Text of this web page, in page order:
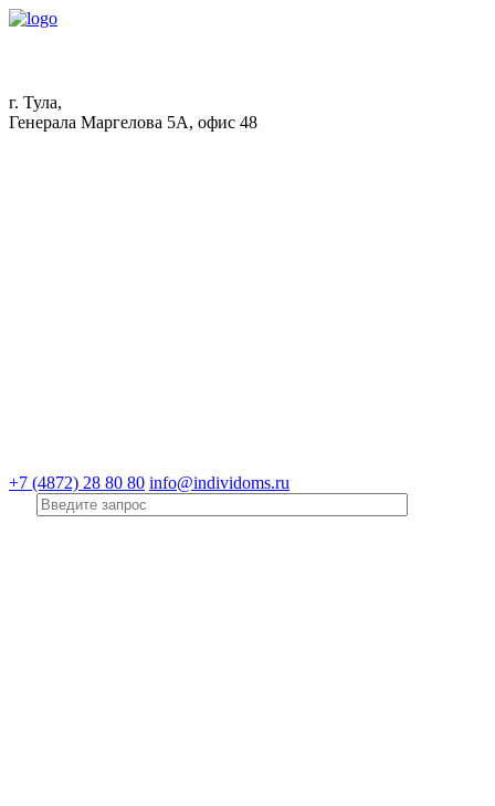
г. Тула,
Генерала Маргелова 5А, офис 48
+7 (4872) 28 80 80 info@individoms.ru